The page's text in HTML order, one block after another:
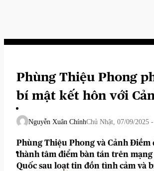
Tin Tức Showbiz
Phùng Thiệu Phong
bí mật kết hôn với
Nguyễn Xuân ChínhChủ Nhật, 07/09/2025
Phùng Thiệu Phong và Cảnh Điềm
thành tâm điểm bàn tán trên
Quốc sau loạt tin đồn tình cảm và